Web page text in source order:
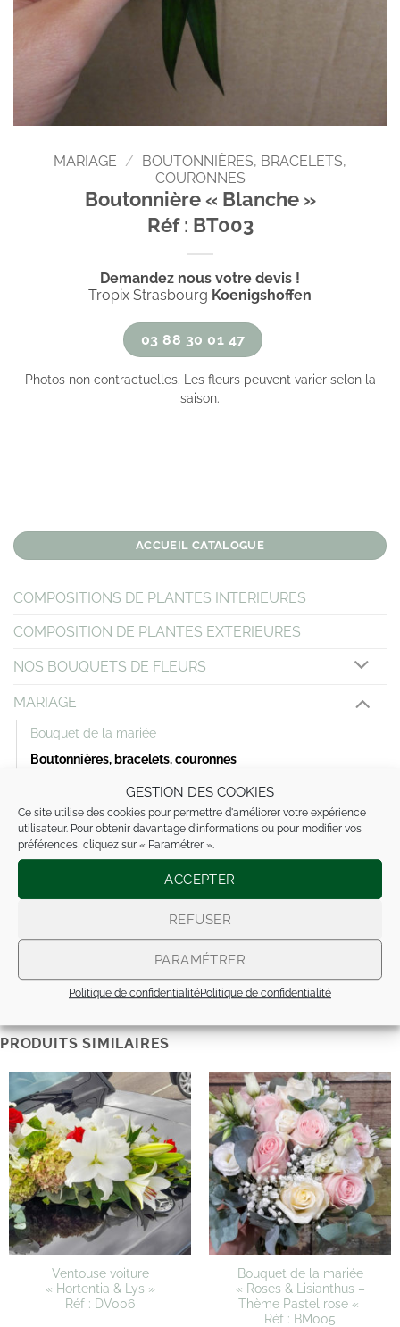
GESTION DES COOKIES
Ce site utilise des cookies pour permettre d'améliorer votre expérience
utilisateur. Pour obtenir davantage d'informations ou pour modifier vos
préférences, cliquez sur « Paramétrer ».
ACCEPTER
REFUSER
PARAMÉTRER
Politique de confidentialitéPolitique de confidentialité
ACCUEIL CATALOGUE
COMPOSITIONS DE PLANTES INTERIEURES
COMPOSITION DE PLANTES EXTERIEURES
NOS BOUQUETS DE FLEURS
MARIAGE
Bouquet de la mariée
Boutonnières, bracelets, couronnes
Décoration de voiture
Décoration église et salle
DEUIL
NAISSANCE / BAPTÊME
NOS COMPOS ARTIFICIELLES
MARIAGE / BOUTONNIÈRES, BRACELETS,
COURONNES
Boutonnière « Blanche »
Réf : BT003
Demandez nous votre devis !
Tropix Strasbourg Koenigshoffen
03 88 30 01 47
Photos non contractuelles. Les fleurs peuvent varier selon la
saison.
PRODUITS SIMILAIRES
Ventouse voiture
« Hortentia & Lys »
Réf : DV006
Bouquet de la mariée
« Roses & Lisianthus –
Thème Pastel rose «
Réf : BM005